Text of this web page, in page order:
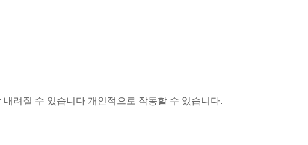
려질 수 있습니다 개인적으로 작동할 수 있습니다.